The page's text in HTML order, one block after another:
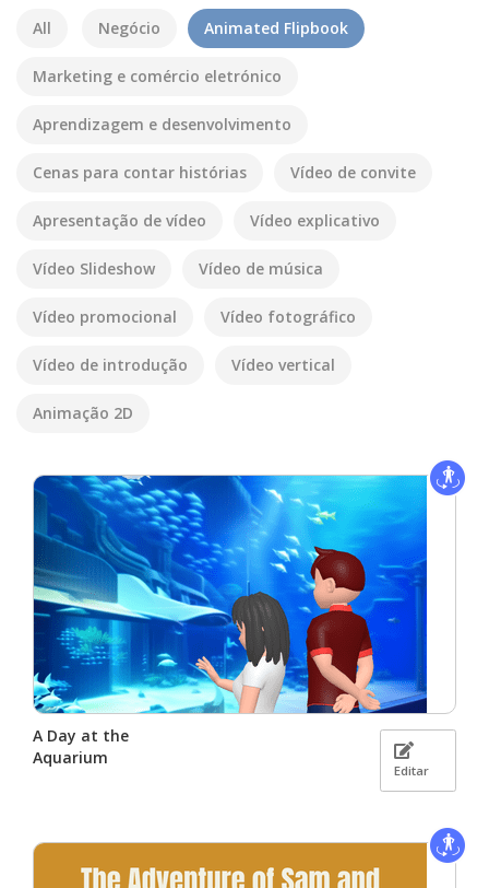
All Negócio Animated Flipbook
Marketing e comércio eletrónico
Aprendizagem e desenvolvimento
Cenas para contar histórias Vídeo de convite
Apresentação de vídeo Vídeo explicativo
Vídeo Slideshow Vídeo de música
Vídeo promocional Vídeo fotográfico
Vídeo de introdução Vídeo vertical
Animação 2D
A Day at the
Aquarium
Editar